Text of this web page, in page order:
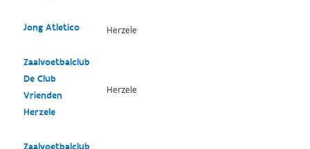
Jong Atletico Herzele
Zaalvoetbalclub
De Club
Vrienden
Herzele
Herzele